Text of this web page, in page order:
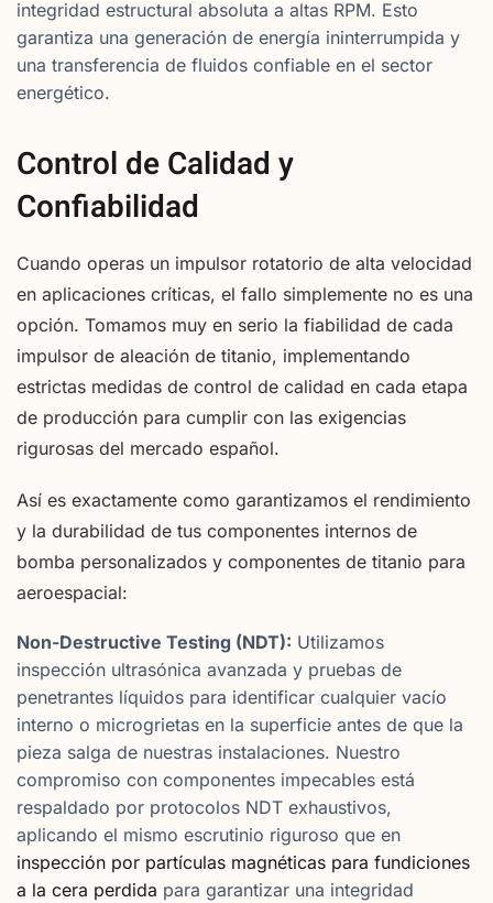
integridad estructural absoluta a altas RPM. Esto
garantiza una generación de energía ininterrumpida y
una transferencia de fluidos confiable en el sector
energético.
Control de Calidad y
Confiabilidad
Cuando operas un impulsor rotatorio de alta velocidad
en aplicaciones críticas, el fallo simplemente no es una
opción. Tomamos muy en serio la fiabilidad de cada
impulsor de aleación de titanio, implementando
estrictas medidas de control de calidad en cada etapa
de producción para cumplir con las exigencias
rigurosas del mercado español.
Así es exactamente como garantizamos el rendimiento
y la durabilidad de tus componentes internos de
bomba personalizados y componentes de titanio para
aeroespacial:
Non-Destructive Testing (NDT): Utilizamos
inspección ultrasónica avanzada y pruebas de
penetrantes líquidos para identificar cualquier vacío
interno o microgrietas en la superficie antes de que la
pieza salga de nuestras instalaciones. Nuestro
compromiso con componentes impecables está
respaldado por protocolos NDT exhaustivos,
aplicando el mismo escrutinio riguroso que en
inspección por partículas magnéticas para fundiciones
a la cera perdida para garantizar una integridad